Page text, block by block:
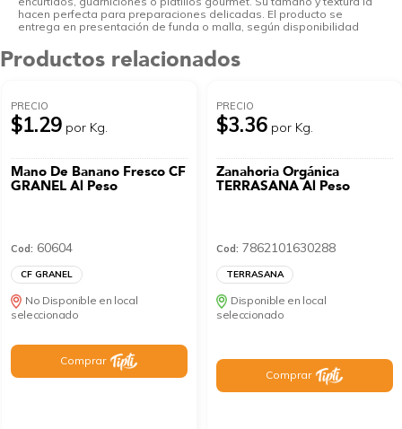
hacen perfecta para preparaciones delicadas. El producto se
entrega en presentación de funda o malla, según disponibilidad
Productos relacionados
PRECIO
$1.29 por Kg.
Mano De Banano Fresco CF
GRANEL Al Peso
Cod: 60604
CF GRANEL
No Disponible en local
seleccionado
Comprar
PRECIO
$3.36 por Kg.
Zanahoria Orgánica
TERRASANA Al Peso
Cod: 7862101630288
TERRASANA
Disponible en local
seleccionado
Comprar